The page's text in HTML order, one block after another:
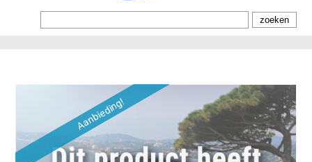
Aanbieding!